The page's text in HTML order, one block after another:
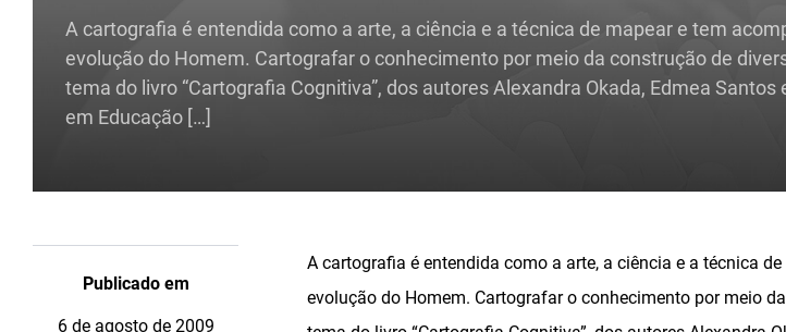
A cartografia é entendida como a arte, a ciência e a técnica de mapear e tem
evolução do Homem. Cartografar o conhecimento por meio da construção de
tema do livro “Cartografia Cognitiva”, dos autores Alexandra Okada, Edmea Santos
em Educação […]
Publicado em
6 de agosto de 2009
A cartografia é entendida como a arte, a ciência e a técnica
evolução do Homem. Cartografar o conhecimento por meio